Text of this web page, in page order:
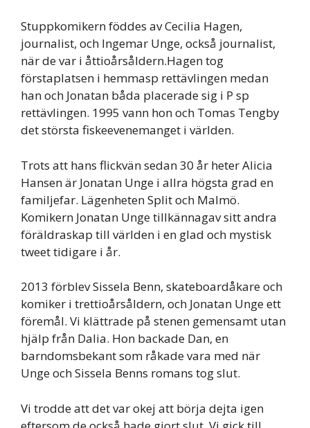
Stuppkomikern föddes av Cecilia Hagen,
journalist, och Ingemar Unge, också journalist,
när de var i åttioårsåldern.Hagen tog
förstaplatsen i hemmasp rettävlingen medan
han och Jonatan båda placerade sig i P sp
rettävlingen. 1995 vann hon och Tomas Tengby
det största fiskeevenemanget i världen.
Trots att hans flickvän sedan 30 år heter Alicia
Hansen är Jonatan Unge i allra högsta grad en
familjefar. Lägenheten Split och Malmö.
Komikern Jonatan Unge tillkännagav sitt andra
föräldraskap till världen i en glad och mystisk
tweet tidigare i år.
2013 förblev Sissela Benn, skateboardåkare och
komiker i trettioårsåldern, och Jonatan Unge ett
föremål. Vi klättrade på stenen gemensamt utan
hjälp från Dalia. Hon backade Dan, en
barndomsbekant som råkade vara med när
Unge och Sissela Benns romans tog slut.
Vi trodde att det var okej att börja dejta igen